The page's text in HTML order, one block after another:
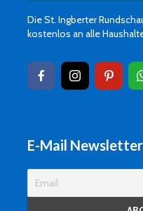
Die St. Ingberter
kostenlos an alle
E-Mail Newsletter